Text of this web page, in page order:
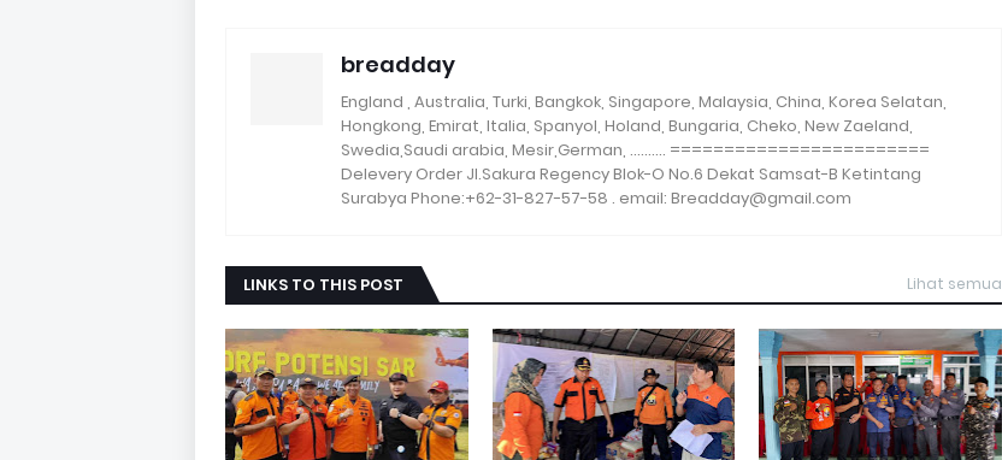
breadday
England , Australia, Turki, Bangkok, Singapore, Malaysia, China, Korea Selatan,
Hongkong, Emirat, Italia, Spanyol, Holand, Bungaria, Cheko, New Zaeland,
Swedia,Saudi arabia, Mesir,German, .......... ========================
Delevery Order Jl.Sakura Regency Blok-O No.6 Dekat Samsat-B Ketintang
Surabya Phone:+62-31-827-57-58 . email: Breadday@gmail.com
LINKS TO THIS POST Lihat semua